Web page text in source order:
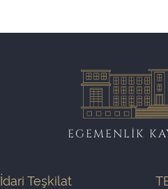
EGEMENLİK
İdari Teşkilat